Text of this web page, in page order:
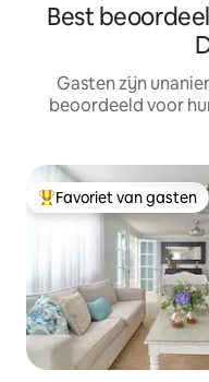
Best
Gasten zijn
beoordeeld voor
Topfavoriet van gasten
Favoriet van gasten